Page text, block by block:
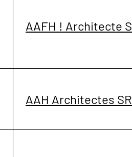
AAFH ! Architecte
AAH Architectes